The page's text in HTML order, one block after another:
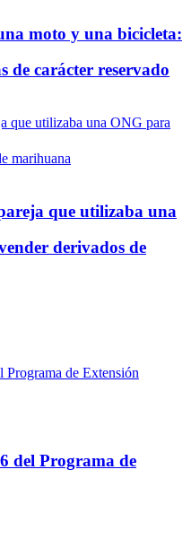
moto y una bicicleta:
de carácter reservado
que utilizaba una
derivados de
del Programa de